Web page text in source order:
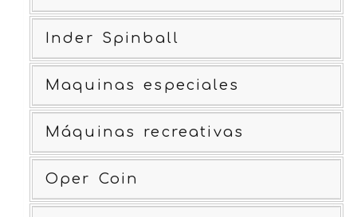
Inder Spinball
Maquinas especiales
Máquinas recreativas
Oper Coin